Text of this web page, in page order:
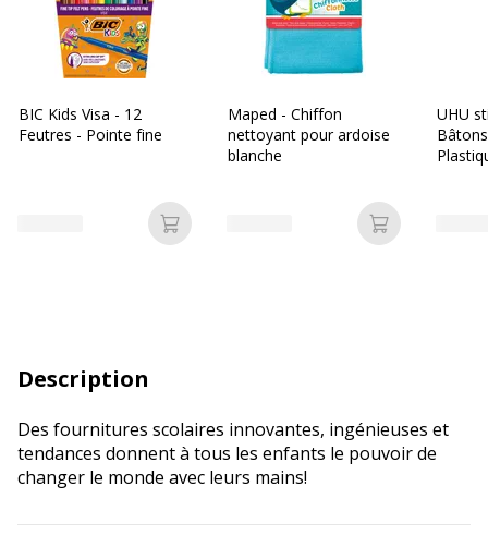
BIC Kids Visa - 12
Feutres - Pointe fine
Ajouter au panier
Maped - Chiffon
nettoyant pour ardoise
blanche
Ajouter au
UHU
Description
Des fournitures scolaires innovantes, ingénieuses et
tendances donnent à tous les enfants le pouvoir de
changer le monde avec leurs mains!